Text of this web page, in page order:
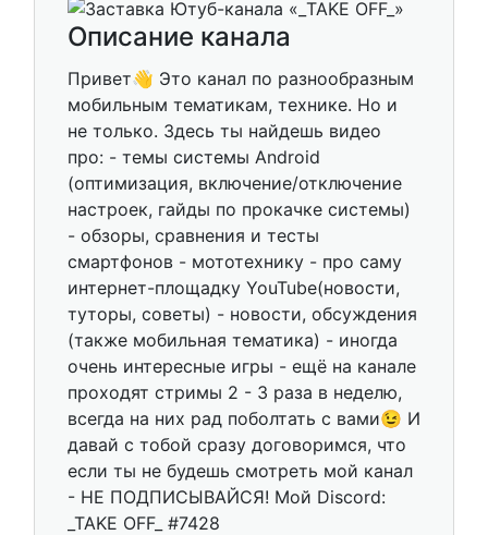
Описание канала
Привет👋 Это канал по разнообразным
мобильным тематикам, технике. Но и
не только. Здесь ты найдешь видео
про: - темы системы Android
(оптимизация, включение/отключение
настроек, гайды по прокачке системы)
- обзоры, сравнения и тесты
смартфонов - мототехнику - про саму
интернет-площадку YouTube(новости,
туторы, советы) - новости, обсуждения
(также мобильная тематика) - иногда
очень интересные игры - ещё на канале
проходят стримы 2 - 3 раза в неделю,
всегда на них рад поболтать с вами😉 И
давай с тобой сразу договоримся, что
если ты не будешь смотреть мой канал
- НЕ ПОДПИСЫВАЙСЯ! Мой Discord:
_TAKE OFF_ #7428